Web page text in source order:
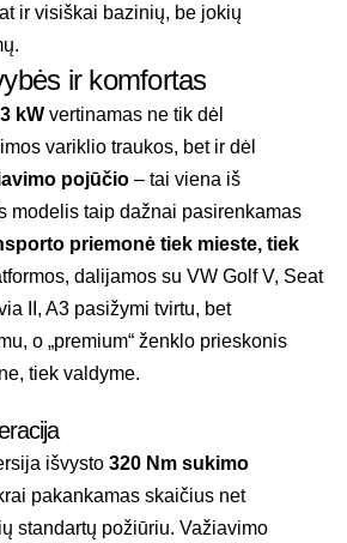
ir visiškai bazinių, be jokių
ir komfortas
kW vertinamas ne tik dėl
variklio traukos, bet ir dėl
pojūčio – tai viena iš
modelis taip dažnai pasirenkamas
priemonė tiek mieste, tiek
dalijamos su VW Golf V, Seat
II, A3 pasižymi tvirtu, bet
o „premium“ ženklo prieskonis
tiek valdyme.
išvysto 320 Nm sukimo
pakankamas skaičius net
standartų požiūriu. Važiavimo